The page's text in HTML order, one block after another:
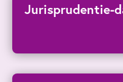
Jurisprudentie-